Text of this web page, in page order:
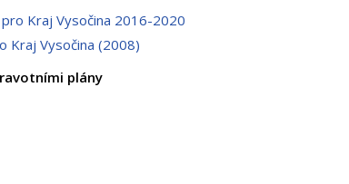
Kraj Vysočina 2016-2020
Kraj Vysočina (2008)
plány